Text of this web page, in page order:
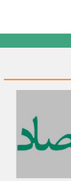
قرار گرفت
قرار گرفت